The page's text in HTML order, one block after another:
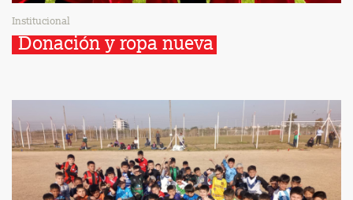
Institucional
Donación y ropa nueva